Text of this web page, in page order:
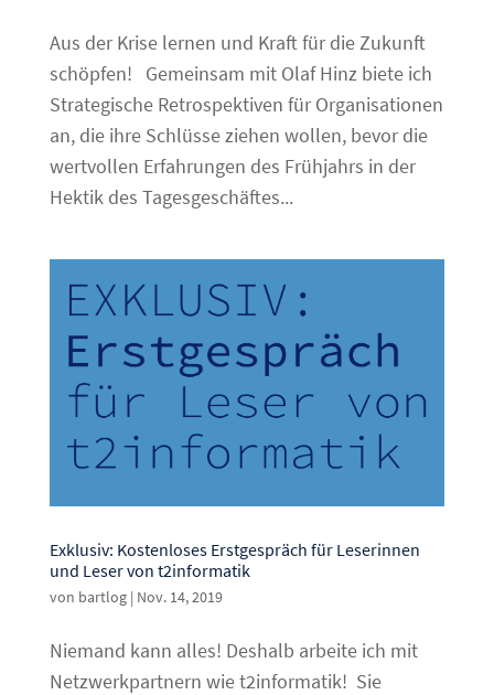
Aus der Krise lernen und Kraft für die Zukunft
schöpfen! Gemeinsam mit Olaf Hinz biete ich
Strategische Retrospektiven für Organisationen
an, die ihre Schlüsse ziehen wollen, bevor die
wertvollen Erfahrungen des Frühjahrs in der
Hektik des Tagesgeschäftes...
Exklusiv: Kostenloses Erstgespräch für Leserinnen
und Leser von t2informatik
von bartlog| Nov. 14, 2019
Niemand kann alles! Deshalb arbeite ich mit
Netzwerkpartnern wie t2informatik! Sie